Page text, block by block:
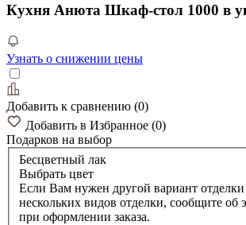
Кухня Анюта Шкаф-стол 1000 в
Узнать о снижении цены
Добавить к сравнению (0)
Добавить в Избранное (0)
Подарков на выбор
Бесцветный лак
Выбрать цвет
Если Вам нужен другой вариант
нескольких видов отделки, сообщите об
при оформлении заказа.